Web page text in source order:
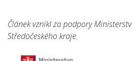
Článek vznikl za podpory
Středočeského kraje.